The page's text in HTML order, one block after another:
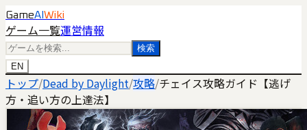
GameAI Wiki
ゲーム一覧運営情報
検索
EN
トップ/Dead by Daylight/攻略/チェイス攻略ガイド【逃げ
方・追い方の上達法】